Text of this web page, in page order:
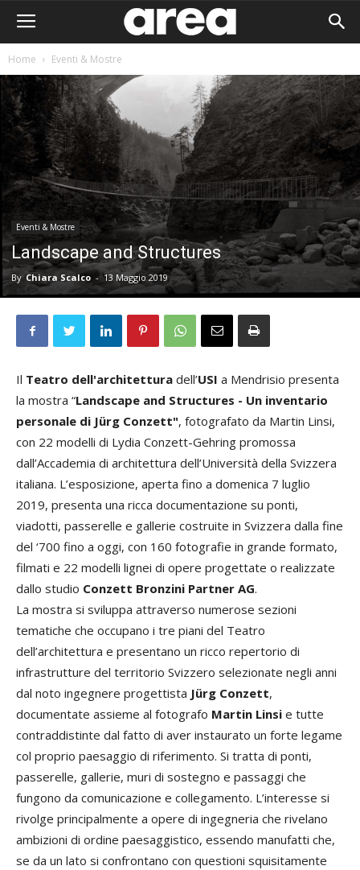
Home Eventi & Mostre
Eventi & Mostre
Landscape and Structures
By Chiara Scalco - 13 Maggio 2019
Il Teatro dell'architettura dell’USI a Mendrisio presenta
la mostra “Landscape and Structures - Un inventario
personale di Jürg Conzett", fotografato da Martin Linsi,
con 22 modelli di Lydia Conzett-Gehring promossa
dall’Accademia di architettura dell’Università della Svizzera
italiana. L’esposizione, aperta fino a domenica 7 luglio
2019, presenta una ricca documentazione su ponti,
viadotti, passerelle e gallerie costruite in Svizzera dalla fine
del ‘700 fino a oggi, con 160 fotografie in grande formato,
filmati e 22 modelli lignei di opere progettate o realizzate
dallo studio Conzett Bronzini Partner AG.
La mostra si sviluppa attraverso numerose sezioni
tematiche che occupano i tre piani del Teatro
dell’architettura e presentano un ricco repertorio di
infrastrutture del territorio Svizzero selezionate negli anni
dal noto ingegnere progettista Jürg Conzett,
documentate assieme al fotografo Martin Linsi e tutte
contraddistinte dal fatto di aver instaurato un forte legame
col proprio paesaggio di riferimento. Si tratta di ponti,
passerelle, gallerie, muri di sostegno e passaggi che
fungono da comunicazione e collegamento. L’interesse si
rivolge principalmente a opere di ingegneria che rivelano
ambizioni di ordine paesaggistico, essendo manufatti che,
se da un lato si confrontano con questioni squisitamente